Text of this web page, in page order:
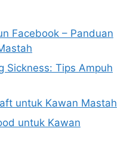
Facebook – Panduan
Sickness: Tips Ampuh
untuk Kawan Mastah
untuk Kawan